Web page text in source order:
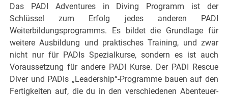
Das PADI Adventures in Diving Programm ist der
Schlüssel zum Erfolg jedes anderen PADI
Weiterbildungsprogramms. Es bildet die Grundlage für
weitere Ausbildung und praktisches Training, und zwar
nicht nur für PADIs Spezialkurse, sondern es ist auch
Voraussetzung für andere PADI Kurse. Der PADI Rescue
Diver und PADIs „Leadership“-Programme bauen auf den
Fertigkeiten auf, die du in den verschiedenen Abenteuer-